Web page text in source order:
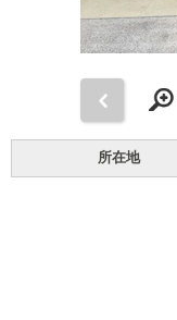
所在地